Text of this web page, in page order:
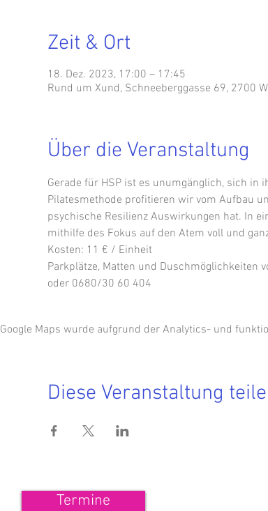
Zeit & Ort
18. Dez. 2023, 17:00 – 17:45
Rund um Xund, Schneeberggasse 69, 2700
Über die Veranstaltung
Gerade für HSP ist es unumgänglich, sich
Pilatesmethode profitieren wir vom Aufbau
psychische Resilienz Auswirkungen hat. In
mithilfe des Fokus auf den Atem voll und
Kosten: 11 € / Einheit
Parkplätze, Matten und Duschmöglichkeiten
oder 0680/30 60 404
Google Maps wurde aufgrund der Analytics- und
Diese Veranstaltung
Termine